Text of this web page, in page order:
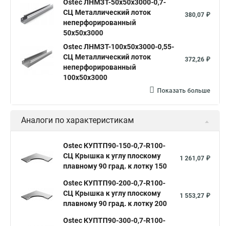
Ostec ЛНМЗТ-50х50х3000-0,7-
СЦ Металлический лоток
неперфорированный
50х50х3000
380,07 ₽
Ostec ЛНМЗТ-100х50х3000-0,55-
СЦ Металлический лоток
неперфорированный
100х50х3000
372,26 ₽
Показать больше
Аналоги по характеристикам
Ostec КУПТП90-150-0,7-R100-
СЦ Крышка к углу плоскому
плавному 90 град. к лотку 150
1 261,07 ₽
Ostec КУПТП90-200-0,7-R100-
СЦ Крышка к углу плоскому
плавному 90 град. к лотку 200
1 553,27 ₽
Ostec КУПТП90-300-0,7-R100-